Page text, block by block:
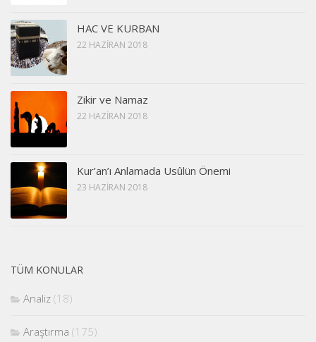
HAC VE KURBAN
22 HAZIRAN 2018
Zikir ve Namaz
22 HAZIRAN 2018
Kur’an’ı Anlamada Usûlün Önemi
23 HAZIRAN 2018
TÜM KONULAR
Analiz (18)
Araştırma (175)